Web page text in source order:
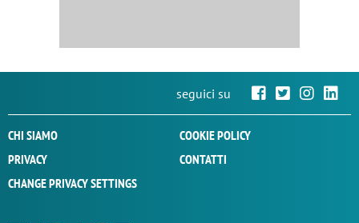
seguici su
CHI SIAMO
COOKIE POLICY
PRIVACY
CONTATTI
CHANGE PRIVACY SETTINGS